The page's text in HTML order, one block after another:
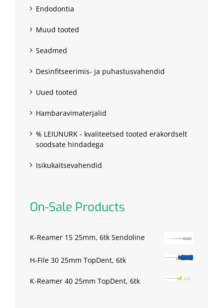
Endodontia
Muud tooted
Seadmed
Desinfitseerimis- ja puhastusvahendid
Uued tooted
Hambaravimaterjalid
% LEIUNURK - kvaliteetsed tooted erakordselt
soodsate hindadega
Isikukaitsevahendid
On-Sale Products
K-Reamer 15 25mm, 6tk Sendoline
H-File 30 25mm TopDent, 6tk
K-Reamer 40 25mm TopDent, 6tk